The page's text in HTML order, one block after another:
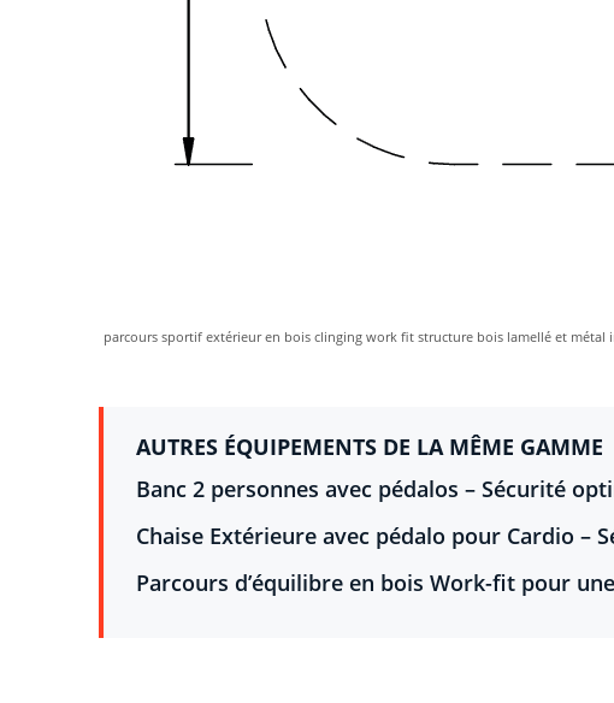
parcours sportif extérieur en bois clinging work fit structure bois lamellé et métal
AUTRES ÉQUIPEMENTS DE LA MÊME GAMME
Banc 2 personnes avec pédalos – Sécurité
Chaise Extérieure avec pédalo pour Cardio –
Parcours d’équilibre en bois Work-fit pour